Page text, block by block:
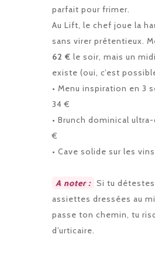
parfait pour frimer.
Au Lift, le chef joue la
sans virer prétentieux.
62 € le soir, mais un
existe (oui, c’est
• Menu inspiration en 3
34 €
• Brunch dominical
€
• Cave solide sur les
A noter : Si tu
assiettes dressées au
passe ton chemin, tu
d’urticaire.